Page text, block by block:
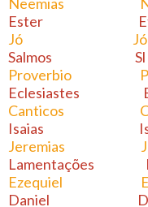
Ester
Jó
Salmos
Isaias
Daniel